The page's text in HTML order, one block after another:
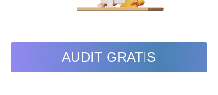
AUDIT GRATIS